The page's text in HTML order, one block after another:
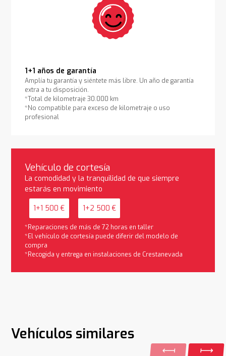
1+1 años de garantía
Amplía tu garantía y siéntete más libre. Un año de garantía
extra a tu disposición.
*Total de kilometraje 30.000 km
*No compatible para exceso de kilometraje o uso
profesional
Vehículo de cortesía
La comodidad y la tranquilidad de que siempre
estarás en movimiento
1+1 500 € 1+2 500 €
*Reparaciones de más de 72 horas en taller
*El vehículo de cortesía puede diferir del modelo de
compra
*Recogida y entrega en instalaciones de Crestanevada
Vehículos similares